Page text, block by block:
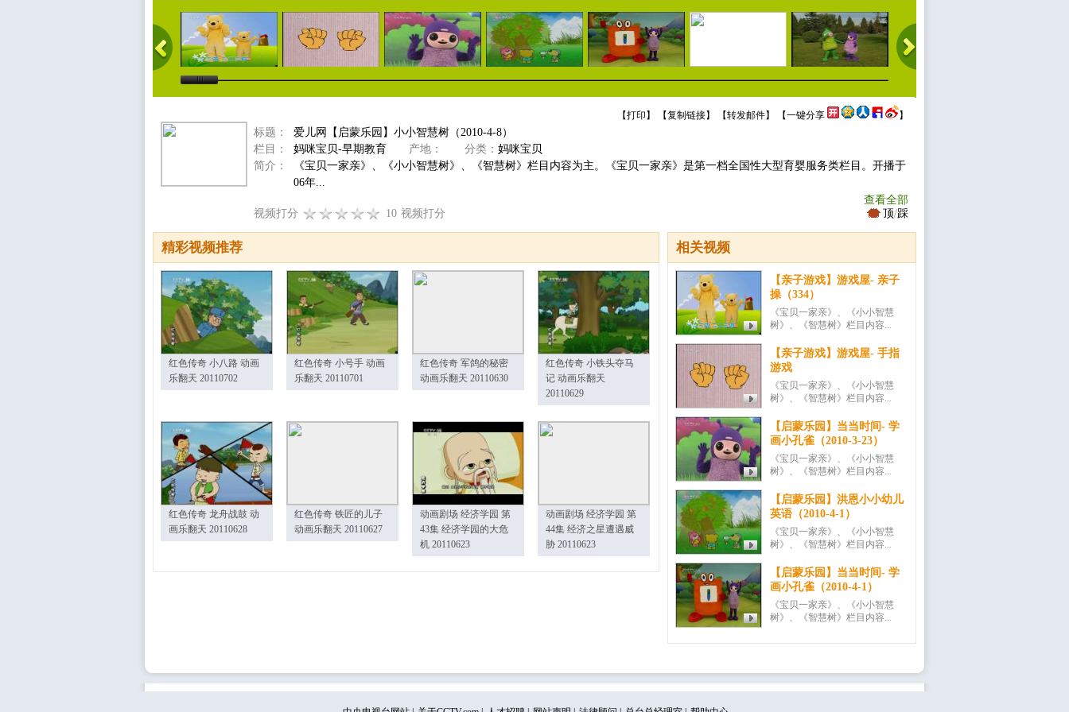
【打印 】 【复制链接】 【转发邮件】 【一键分享 】
标题：
爱儿网【启蒙乐园】小小智慧树（2010-4-8）
栏目：
妈咪宝贝-早期教育 产地： 分类： 妈咪宝贝
简介：
《宝贝一家亲》、《小小智慧树》、《智慧树》栏目内容为主。《宝贝一家亲》是第一档全国性大型育婴服务类栏目。开播于
06年...
查看全部
视频打分
10 视频打分 顶/踩
相关视频
【亲子游戏】游戏屋- 亲子
操（334）
《宝贝一家亲》、《小小智慧
树》、《智慧树》栏目内容...
【亲子游戏】游戏屋- 手指
游戏
《宝贝一家亲》、《小小智慧
树》、《智慧树》栏目内容...
【启蒙乐园】当当时间- 学
画小孔雀（2010-3-23）
《宝贝一家亲》、《小小智慧
树》、《智慧树》栏目内容...
【启蒙乐园】洪恩小小幼儿
英语（2010-4-1）
《宝贝一家亲》、《小小智慧
树》、《智慧树》栏目内容...
【启蒙乐园】当当时间- 学
画小孔雀（2010-4-1）
《宝贝一家亲》、《小小智慧
树》、《智慧树》栏目内容...
精彩视频推荐
红色传奇 小八路 动画
乐翻天 20110702
红色传奇 小号手 动画
乐翻天 20110701
红色传奇 军鸽的秘密
动画乐翻天 20110630
红色传奇 小铁头夺马
记 动画乐翻天
20110629
红色传奇 龙舟战鼓 动
画乐翻天 20110628
红色传奇 铁匠的儿子
动画乐翻天 20110627
动画剧场 经济学园 第
43集 经济学园的大危
机 20110623
动画剧场 经济学园 第
44集 经济之星遭遇威
胁 20110623